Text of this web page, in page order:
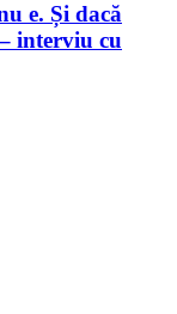
e. Și dacă
interviu cu